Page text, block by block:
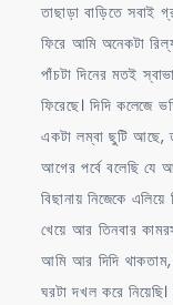
তাছাড়া বাড়িতে সবাই
ফিরে আমি অনেকটা
পাঁচটা দিনের মতই
ফিরেছে। দিদি কলেজে
একটা লম্বা ছুটি আছে,
আগের পর্বে বলেছি যে
বিছানায় নিজেকে
খেয়ে আর তিনবার
আমি আর দিদি থাকতাম,
ঘরটা দখল করে